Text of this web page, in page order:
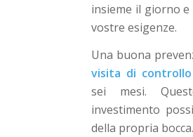
insieme il giorno
vostre esigenze.
Una buona
visita di controllo
sei mesi.
investimento
della propria bocca.